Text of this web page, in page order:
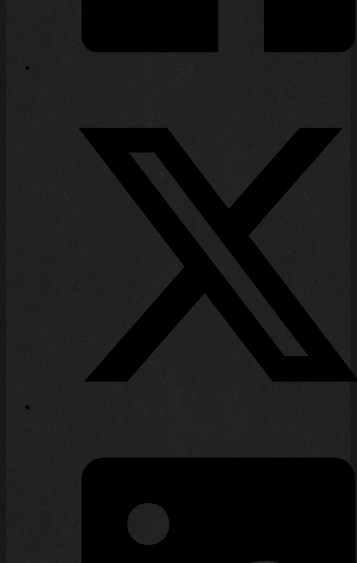
spät, da die Frist hierfür zwölf Monate
nach Geschäftsjahresende beträgt. Da